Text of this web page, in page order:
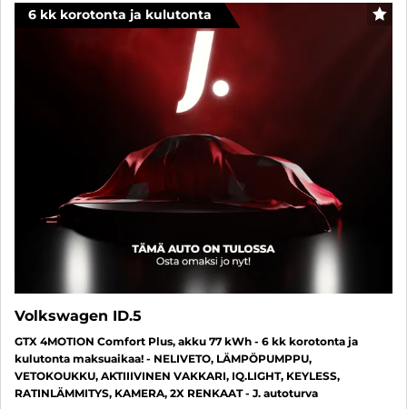
6 kk korotonta ja kulutonta
Volkswagen ID.5
GTX 4MOTION Comfort Plus, akku 77 kWh - 6 kk korotonta ja
kulutonta maksuaikaa! - NELIVETO, LÄMPÖPUMPPU,
VETOKOUKKU, AKTIIIVINEN VAKKARI, IQ.LIGHT, KEYLESS,
RATINLÄMMITYS, KAMERA, 2X RENKAAT - J. autoturva